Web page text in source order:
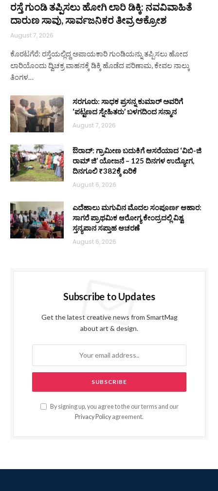
ರಸ್ತೆ ಗುಂಡಿ ತಪ್ಪಿಸಲು ಹೋಗಿ ಲಾರಿ ಡಿಕ್ಕಿ: ನವವಿವಾಹಿತೆ
ದಾರುಣ ಸಾವು, ಸಾರ್ವಜನಿಕರ ತೀವ್ರ ಆಕ್ರೋಶ
August 7, 2026
ಕೊರಟಗೆರೆ: ರಸ್ತೆಯಲ್ಲಿದ್ದ ಅಪಾಯಕಾರಿ ಗುಂಡಿಯನ್ನು ತಪ್ಪಿಸಲು ಹೋದ
ಲಾರಿಯೊಂದು ದ್ವಿಚಕ್ರ ವಾಹನಕ್ಕೆ ಡಿಕ್ಕಿ ಹೊಡೆದ ಪರಿಣಾಮ, ಕೇವಲ ನಾಲ್ಕು
ತಿಂಗಳ…
ಸರಗೂರು: ಸಾಧಕ ಪ್ರಸನ್ನ ಕುಮಾರ್ ಅವರಿಗೆ
‘ಪಟ್ಟಣದ ಸ್ನೇಹಿತರು’ ಬಳಗದಿಂದ ಸನ್ಮಾನ
August 7, 2026
ಔರಾದ್: ಗ್ರಾಮೀಣ ಬದುಕಿಗೆ ಆಸರೆಯಾದ ‘ವಿಬಿ-ಜಿ
ರಾಮ್ ಜಿ’ ಯೋಜನೆ – 125 ದಿನಗಳ ಉದ್ಯೋಗ,
ದಿನಗೂಲಿ ₹382ಕ್ಕೆ ಏರಿಕೆ
August 6, 2026
ಎದೆಹಾಲು ಮಗುವಿನ ಮೊದಲ ಸಂಪೂರ್ಣ ಆಹಾರ:
ಸಾಗರೆ ಪ್ರಾಥಮಿಕ ಆರೋಗ್ಯ ಕೇಂದ್ರದಲ್ಲಿ ವಿಶ್ವ
ಸ್ತನ್ಯಪಾನ ಸಪ್ತಾಹ ಆಚರಣೆ
August 6, 2026
Subscribe to Updates
Get the latest creative news from SmartMag
about art & design.
By signing up, you agree to the our terms and our
Privacy Policy agreement.